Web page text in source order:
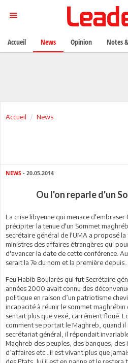
Accueil News
NEWS - 20.05.2014
Ou l'on reparle d'un
La crise libyenne qui menace
précipiter la tenue d'un Sommet
secrétaire général de l'UMA a proposé
ministres des affaires étrangères qui
d'avancer la date de cette conférence.
serait la 7e du nom et la première
Feu Habib Boularès qui fut Secrétaire
années 2000 avait connu des
politique en raison d’un patriotisme
incapacité à réunir le sommet maghrébin
sentait plus que vexé, carrément floué.
comment se portait le Maghreb, quand
secrétariat général, il répondait
Maghreb des peuples, des banques, des
d’affaires etc…il est vivant plus que
Accueil News Opinion Notes